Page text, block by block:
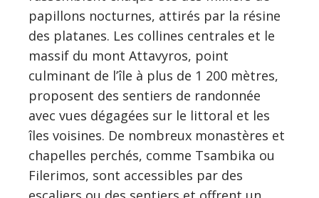
papillons nocturnes, attirés par la résine
des platanes. Les collines centrales et le
massif du mont Attavyros, point
culminant de l’île à plus de 1 200 mètres,
proposent des sentiers de randonnée
avec vues dégagées sur le littoral et les
îles voisines. De nombreux monastères et
chapelles perchés, comme Tsambika ou
Filerimos, sont accessibles par des